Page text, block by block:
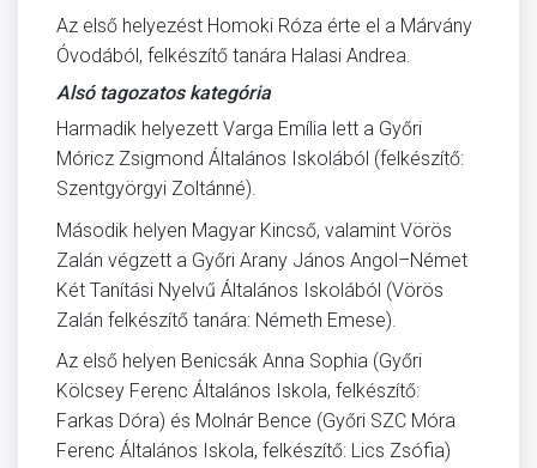
Az első helyezést Homoki Róza érte el a Márvány
Óvodából, felkészítő tanára Halasi Andrea.
Alsó tagozatos kategória
Harmadik helyezett Varga Emília lett a Győri
Móricz Zsigmond Általános Iskolából (felkészítő:
Szentgyörgyi Zoltánné).
Második helyen Magyar Kincső, valamint Vörös
Zalán végzett a Győri Arany János Angol–Német
Két Tanítási Nyelvű Általános Iskolából (Vörös
Zalán felkészítő tanára: Németh Emese).
Az első helyen Benicsák Anna Sophia (Győri
Kölcsey Ferenc Általános Iskola, felkészítő:
Farkas Dóra) és Molnár Bence (Győri SZC Móra
Ferenc Általános Iskola, felkészítő: Lics Zsófia)